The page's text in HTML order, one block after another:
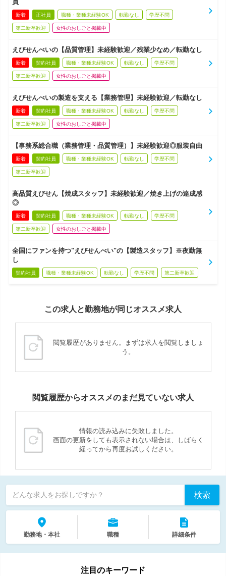
員
新着 正社員 職種・業種未経験OK 転勤なし 学歴不問
第二新卒歓迎 女性のおしごと掲載中
えびせんべいの【品質管理】未経験歓迎／残業少なめ／転勤なし
新着 契約社員 職種・業種未経験OK 転勤なし 学歴不問
第二新卒歓迎 女性のおしごと掲載中
えびせんべいの製造を支える【業務管理】未経験歓迎／転勤なし
新着 契約社員 職種・業種未経験OK 転勤なし 学歴不問
第二新卒歓迎 女性のおしごと掲載中
【事務系総合職（業務管理・品質管理）】未経験歓迎◎服装自由
新着 契約社員 職種・業種未経験OK 転勤なし 学歴不問
第二新卒歓迎
高品質えびせん【焼成スタッフ】未経験歓迎／焼き上げの達成感
◎
新着 契約社員 職種・業種未経験OK 転勤なし 学歴不問
第二新卒歓迎 女性のおしごと掲載中
全国にファンを持つ"えびせんべい"の【製造スタッフ】※夜勤無
し
契約社員 職種・業種未経験OK 転勤なし 学歴不問 第二新卒歓迎
この求人と勤務地が同じオススメ求人
閲覧履歴がありません。まずは求人を閲覧しましょ
う。
閲覧履歴からオススメのまだ見ていない求人
情報の読み込みに失敗しました。
画面の更新をしても表示されない場合は、しばらく
経ってから再度お試しください。
どんな求人をお探しですか？ 検索
勤務地・本社 職種 詳細条件
注目のキーワード